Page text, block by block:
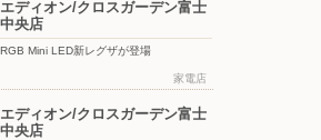
エディオン/クロスガーデン富士
中央店
RGB Mini LED新レグザが登場
家電店
エディオン/クロスガーデン富士
中央店